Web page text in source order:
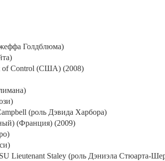
Голдблюма)
of Control (США) (2008)
(роль Дэвида Харбора)
(Франция) (2009)
Lieutenant Staley (роль Дэниэла Стюарта-